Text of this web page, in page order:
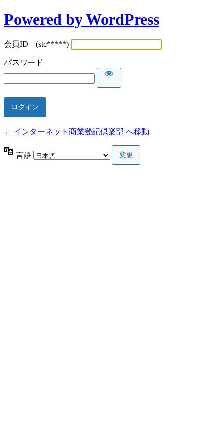
Powered by WordPress
会員ID (stc*****)
パスワード
← インターネット商業登記倶楽部 へ移動
言語